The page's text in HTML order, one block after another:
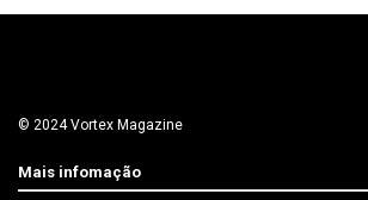
© 2024 Vortex Magazine
Mais infomação